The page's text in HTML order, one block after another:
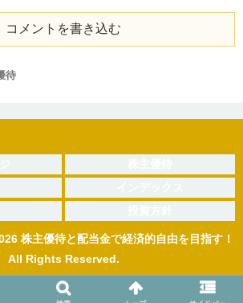
コメントを書き込む
待
株主優待と配当金で経済的自由を目指す！
All Rights Reserved.